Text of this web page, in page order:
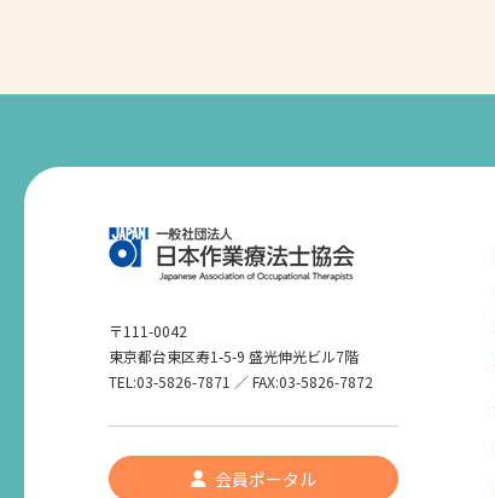
〒111-0042
東京都台東区寿1-5-9 盛光伸光ビル7階
TEL:03-5826-7871 ／ FAX:03-5826-7872
会員ポータル